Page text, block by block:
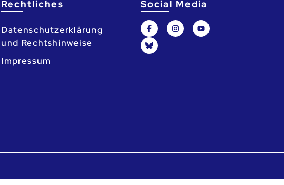
Rechtliches
Datenschutzerklärung
und Rechtshinweise
Impressum
Social Media